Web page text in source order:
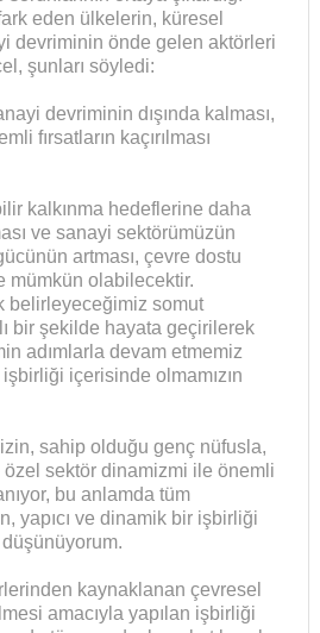
eden ülkelerin, küresel
devriminin önde gelen aktörleri
şunları söyledi:
devriminin dışında kalması,
fırsatların kaçırılması
kalkınma hedeflerine daha
ve sanayi sektörümüzün
artması, çevre dostu
mümkün olabilecektir.
belirleyeceğimiz somut
bir şekilde hayata geçirilerek
adımlarla devam etmemiz
içerisinde olmamızın
sahip olduğu genç nüfusla,
özel sektör dinamizmi ile önemli
bu anlamda tüm
yapıcı ve dinamik bir işbirliği
kaynaklanan çevresel
amacıyla yapılan işbirliği